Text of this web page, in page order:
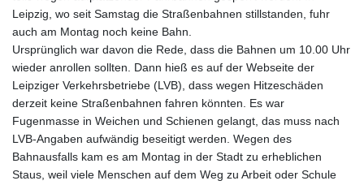
Leipzig, wo seit Samstag die Straßenbahnen stillstanden, fuhr
auch am Montag noch keine Bahn.
Ursprünglich war davon die Rede, dass die Bahnen um 10.00 Uhr
wieder anrollen sollten. Dann hieß es auf der Webseite der
Leipziger Verkehrsbetriebe (LVB), dass wegen Hitzeschäden
derzeit keine Straßenbahnen fahren könnten. Es war
Fugenmasse in Weichen und Schienen gelangt, das muss nach
LVB-Angaben aufwändig beseitigt werden. Wegen des
Bahnausfalls kam es am Montag in der Stadt zu erheblichen
Staus, weil viele Menschen auf dem Weg zu Arbeit oder Schule